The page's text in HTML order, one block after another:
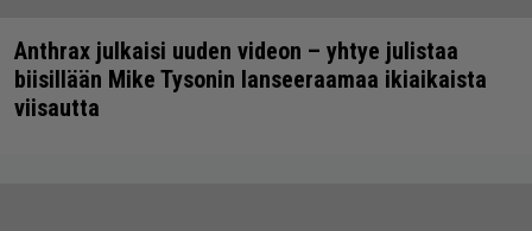
Anthrax julkaisi uuden videon – yhtye julistaa
biisillään Mike Tysonin lanseeraamaa ikiaikaista
viisautta